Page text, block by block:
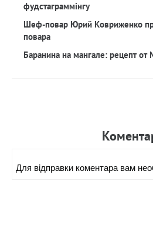
фудстаграммінгу
Шеф-повар Юрий Ковриженко
повара
Баранина на мангале: рецепт от
Для вiдправки коментара вам